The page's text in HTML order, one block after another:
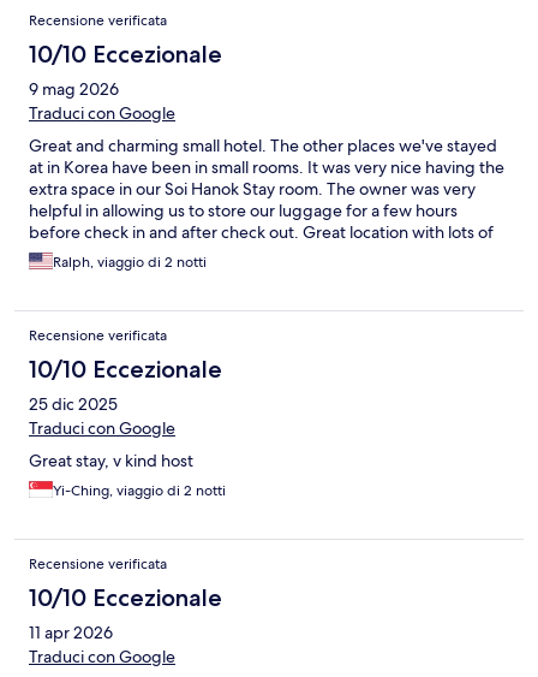
Recensione verificata
10/10 Eccezionale
9 mag 2026
Traduci con Google
Great and charming small hotel. The other places we've stayed
at in Korea have been in small rooms. It was very nice having the
extra space in our Soi Hanok Stay room. The owner was very
helpful in allowing us to store our luggage for a few hours
before check in and after check out. Great location with lots of
restaurants nearby. We'd definitely stay here again.
Ralph, viaggio di 2 notti
Recensione verificata
10/10 Eccezionale
25 dic 2025
Traduci con Google
Great stay, v kind host
Yi-Ching, viaggio di 2 notti
Recensione verificata
10/10 Eccezionale
11 apr 2026
Traduci con Google